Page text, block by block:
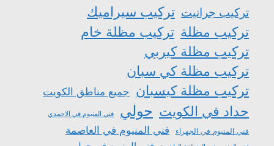
تركيب جرانيت تركيب سيراميك
تركيب مظلة تركيب مظلة خام
تركيب مظلة كيربي
تركيب مظلة كي سبان
تركيب مظلة كيسبان جميع مناطق الكويت
حداد في الكويت حولي فني المنيوم في الاحمدي
فني المنيوم في الجهراء فني المنيوم في العاصمة